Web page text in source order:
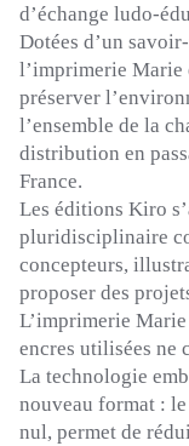
d’échange ludo-
Dotées d’un
l’imprimerie Marie
préserver
l’ensemble de la
distribution en
France.
Les éditions Kiro
pluridisciplinaire
concepteurs,
proposer des
L’imprimerie
encres utilisées ne
La technologie
nouveau format :
nul, permet de